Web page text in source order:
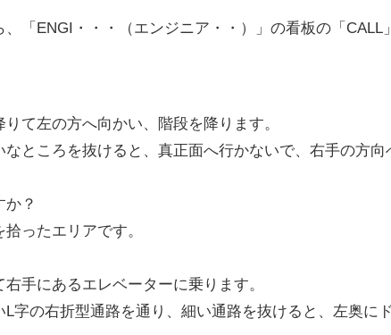
、「ENGI・・・（エンジニア・・）」の看板の「CALL
りて左の方へ向かい、階段を降ります。
なところを抜けると、真正面へ行かないで、右手の方向
か？
ったエリアです。
右手にあるエレベーターに乗ります。
L字の右折型通路を通り、細い通路を抜けると、左奥に